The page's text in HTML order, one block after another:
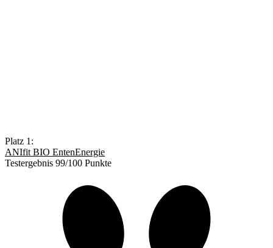
Platz 1:
ANIfit BIO EntenEnergie
Testergebnis 99/100 Punkte